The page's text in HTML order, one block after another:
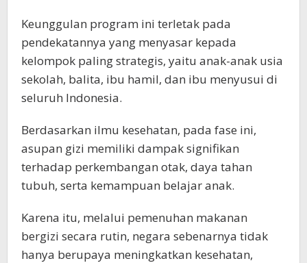
Keunggulan program ini terletak pada
pendekatannya yang menyasar kepada
kelompok paling strategis, yaitu anak-anak usia
sekolah, balita, ibu hamil, dan ibu menyusui di
seluruh Indonesia.
Berdasarkan ilmu kesehatan, pada fase ini,
asupan gizi memiliki dampak signifikan
terhadap perkembangan otak, daya tahan
tubuh, serta kemampuan belajar anak.
Karena itu, melalui pemenuhan makanan
bergizi secara rutin, negara sebenarnya tidak
hanya berupaya meningkatkan kesehatan,